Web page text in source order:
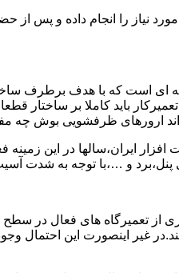
نیاز را انجام داده و پس از
ای است که با هدف برطرف
باید کاملا بر
ارورهای ظرفشویی بوش چه
ایران،سالها در این زمینه
و …،با توجه به شدت
از تعمیرگاه های فعال در
غیر اینصورت این